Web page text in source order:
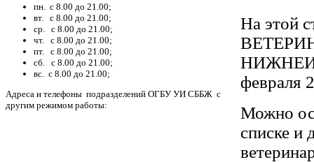
пн. с 8.00 до 21.00;
вт. с 8.00 до 21.00;
ср. с 8.00 до 21.00;
чт. с 8.00 до 21.00;
пт. с 8.00 до 21.00;
сб. с 8.00 до 21.00;
вс. с 8.00 до 21.00;
Адреса и телефоны подразделений ОГБУ УИ СББЖ с
другим режимом работы:
На этой
февраля
Можно
списке